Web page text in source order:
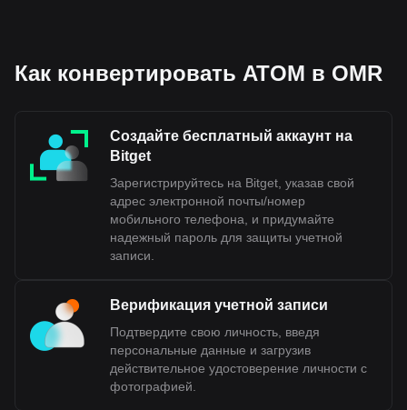
Как конвертировать ATOM в OMR
Создайте бесплатный аккаунт на
Bitget
Зарегистрируйтесь на Bitget, указав свой
адрес электронной почты/номер
мобильного телефона, и придумайте
надежный пароль для защиты учетной
записи.
Верификация учетной записи
Подтвердите свою личность, введя
персональные данные и загрузив
действительное удостоверение личности с
фотографией.